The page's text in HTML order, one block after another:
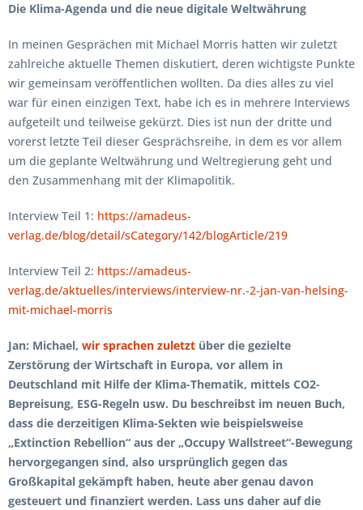
Die Klima-Agenda und die neue digitale Weltwährung
In meinen Gesprächen mit Michael Morris hatten wir zuletzt
zahlreiche aktuelle Themen diskutiert, deren wichtigste Punkte
wir gemeinsam veröffentlichen wollten. Da dies alles zu viel
war für einen einzigen Text, habe ich es in mehrere Interviews
aufgeteilt und teilweise gekürzt. Dies ist nun der dritte und
vorerst letzte Teil dieser Gesprächsreihe, in dem es vor allem
um die geplante Weltwährung und Weltregierung geht und
den Zusammenhang mit der Klimapolitik.
Interview Teil 1: https://amadeus-
verlag.de/blog/detail/sCategory/142/blogArticle/219
Interview Teil 2: https://amadeus-
verlag.de/aktuelles/interviews/interview-nr.-2-jan-van-helsing-
mit-michael-morris
Jan: Michael, wir sprachen zuletzt über die gezielte
Zerstörung der Wirtschaft in Europa, vor allem in
Deutschland mit Hilfe der Klima-Thematik, mittels CO2-
Bepreisung, ESG-Regeln usw. Du beschreibst im neuen Buch,
dass die derzeitigen Klima-Sekten wie beispielsweise
„Extinction Rebellion“ aus der „Occupy Wallstreet“-Bewegung
hervorgegangen sind, also ursprünglich gegen das
Großkapital gekämpft haben, heute aber genau davon
gesteuert und finanziert werden. Lass uns daher auf die